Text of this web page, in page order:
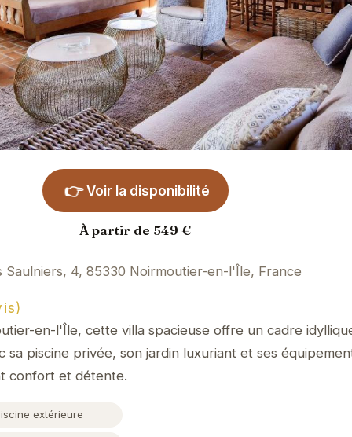
👉 Voir la disponibilité
À partir de 549 €
Saulniers, 4, 85330 Noirmoutier-en-l'Île, France
en-l'Île, cette villa spacieuse offre un cadre
sa piscine privée, son jardin luxuriant et ses
confort et détente.
extérieure